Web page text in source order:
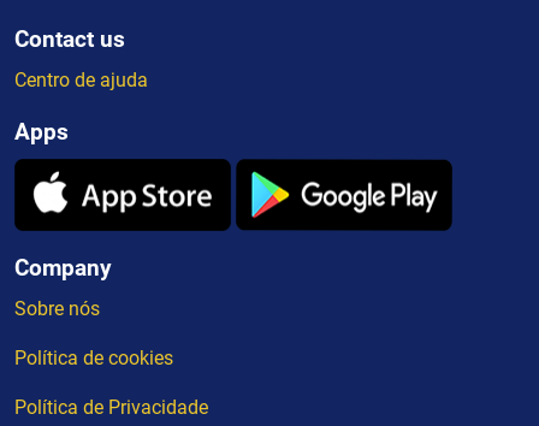
Contact us
Centro de ajuda
Apps
Company
Sobre nós
Política de cookies
Política de Privacidade